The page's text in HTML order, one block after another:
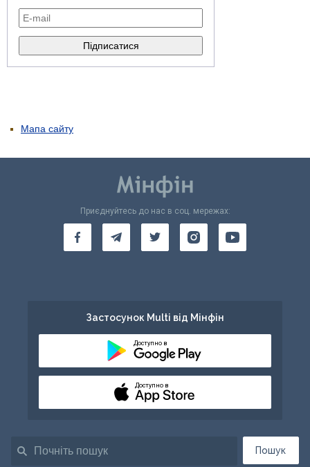
Мапа сайту
Пошук
Приєднуйтесь до нас в соц. мережах:
Застосунок Multi від Мінфін
Доступно в
Доступно в